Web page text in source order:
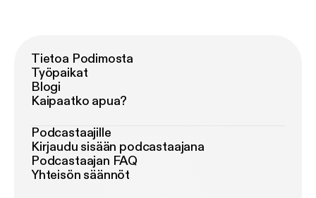
Tietoa Podimosta
Työpaikat
Blogi
Kaipaatko apua?
Podcastaajille
Kirjaudu sisään podcastaajana
Podcastaajan FAQ
Yhteisön säännöt